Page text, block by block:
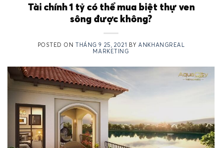
Tài chính 1 tỷ có thể mua biệt thự ven
sông được không?
POSTED ONTHÁNG 9 25, 2021 BYANKHANGREAL
MARKETING